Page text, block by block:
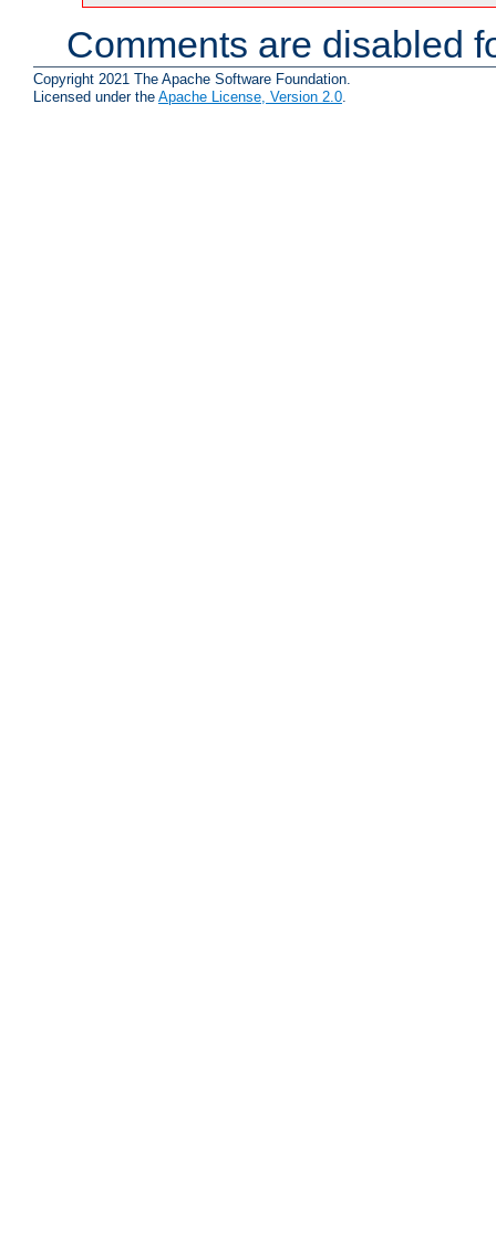
Comments are disabled
Copyright 2021 The Apache Software Foundation.
Licensed under the Apache License, Version 2.0